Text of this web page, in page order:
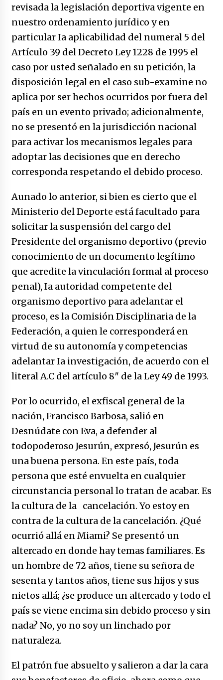
revisada la legislación deportiva vigente en
nuestro ordenamiento jurídico y en
particular Ia aplicabilidad del numeral 5 del
Artículo 39 del Decreto Ley 1228 de 1995 el
caso por usted señalado en su petición, la
disposición legal en el caso sub-examine no
aplica por ser hechos ocurridos por fuera del
país en un evento privado; adicionalmente,
no se presentó en la jurisdicción nacional
para activar los mecanismos legales para
adoptar las decisiones que en derecho
corresponda respetando el debido proceso.
Aunado lo anterior, si bien es cierto que el
Ministerio del Deporte está facultado para
solicitar la suspensión del cargo del
Presidente del organismo deportivo (previo
conocimiento de un documento legítimo
que acredite la vinculación formal al proceso
penal), Ia autoridad competente del
organismo deportivo para adelantar el
proceso, es la Comisión Disciplinaria de la
Federación, a quien le corresponderá en
virtud de su autonomía y competencias
adelantar Ia investigación, de acuerdo con el
literal A.C del artículo 8″ de la Ley 49 de 1993.
Por lo ocurrido, el exfiscal general de la
nación, Francisco Barbosa, salió en
Desnúdate con Eva, a defender al
todopoderoso Jesurún, expresó, Jesurún es
una buena persona. En este país, toda
persona que esté envuelta en cualquier
circunstancia personal lo tratan de acabar. Es
la cultura de la cancelación. Yo estoy en
contra de la cultura de la cancelación. ¿Qué
ocurrió allá en Miami? Se presentó un
altercado en donde hay temas familiares. Es
un hombre de 72 años, tiene su señora de
sesenta y tantos años, tiene sus hijos y sus
nietos allá; ¿se produce un altercado y todo el
país se viene encima sin debido proceso y sin
nada? No, yo no soy un linchado por
naturaleza.
El patrón fue absuelto y salieron a dar la cara